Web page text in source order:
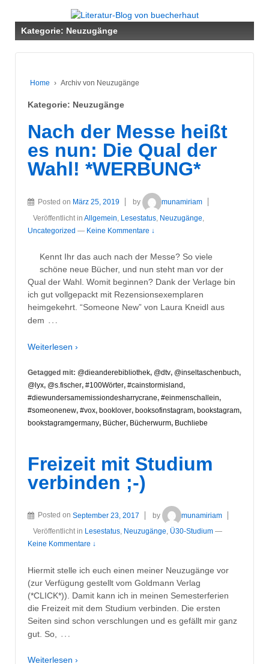
ZUM
ZENTRALEN
Kategorie: Neuzugänge
Home › Archiv von Neuzugänge
Kategorie: Neuzugänge
Nach der Messe heißt
es nun: Die Qual der
Wahl! *WERBUNG*
Posted on März 25, 2019 by
munamiriam
Veröffentlicht in Allgemein, Lesestatus, Neuzugänge,
Uncategorized — Keine Kommentare ↓
Kennt Ihr das auch nach der Messe? So viele
schöne neue Bücher, und nun steht man vor der
Qual der Wahl. Womit beginnen? Dank der Verlage bin
ich gut vollgepackt mit Rezensionsexemplaren
heimgekehrt. “Someone New” von Laura Kneidl aus
dem …
Weiterlesen ›
Getagged mit: @dieanderebibliothek, @dtv, @inseltaschenbuch,
@lyx, @s.fischer, #100Wörter, #cainstormisland,
#diewundersamemissiondesharrycrane, #einmenschallein,
#someonenew, #vox, booklover, booksofinstagram, bookstagram,
bookstagramgermany, Bücher, Bücherwurm, Buchliebe
Freizeit mit Studium
verbinden ;-)
Posted on September 23, 2017 by
munamiriam
Veröffentlicht in Lesestatus, Neuzugänge, Ü30-Studium —
Keine Kommentare ↓
Hiermit stelle ich euch einen meiner Neuzugänge vor
(zur Verfügung gestellt vom Goldmann Verlag
(*CLICK*)). Damit kann ich in meinen Semesterferien
die Freizeit mit dem Studium verbinden. Die ersten
Seiten sind schon verschlungen und es gefällt mir ganz
gut. So,
…
Weiterlesen ›